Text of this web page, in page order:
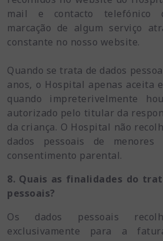
mail e contacto telefónico
marcação de algum serviço
constante no nosso website.
Quando se trata de dados
anos, o Hospital apenas aceita
quando impreterivelmente
autorizado pelo titular da
da criança. O Hospital não
dados pessoais de
consentimento parental.
8. Quais as finalidades do
pessoais?
Os dados pessoais
exclusivamente para a